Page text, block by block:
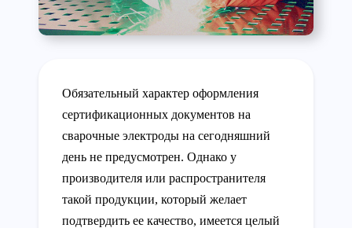
Обязательный характер оформления
сертификационных документов на
сварочные электроды на сегодняшний
день не предусмотрен. Однако у
производителя или распространителя
такой продукции, который желает
подтвердить ее качество, имеется целый